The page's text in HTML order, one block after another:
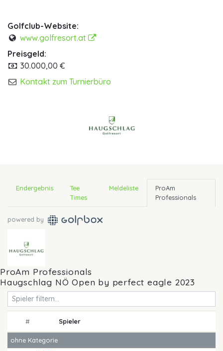
Golfclub-Website:
www.golfresort.at
Preisgeld:
30.000,00 €
Kontakt zum Turnierbüro
Endergebnis
Tee
Times
Meldeliste
ProAm
Professionals
powered by
ProAm Professionals
Haugschlag NÖ Open by perfect eagle 2023
# Spieler
ohne Kategorie